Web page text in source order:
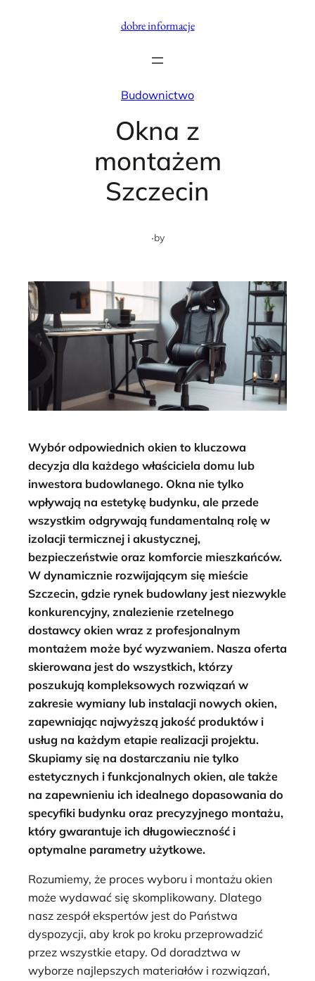
dobre informacje
Budownictwo
Okna z
montażem
Szczecin
·by
Wybór odpowiednich okien to kluczowa
decyzja dla każdego właściciela domu lub
inwestora budowlanego. Okna nie tylko
wpływają na estetykę budynku, ale przede
wszystkim odgrywają fundamentalną rolę w
izolacji termicznej i akustycznej,
bezpieczeństwie oraz komforcie mieszkańców.
W dynamicznie rozwijającym się mieście
Szczecin, gdzie rynek budowlany jest niezwykle
konkurencyjny, znalezienie rzetelnego
dostawcy okien wraz z profesjonalnym
montażem może być wyzwaniem. Nasza oferta
skierowana jest do wszystkich, którzy
poszukują kompleksowych rozwiązań w
zakresie wymiany lub instalacji nowych okien,
zapewniając najwyższą jakość produktów i
usług na każdym etapie realizacji projektu.
Skupiamy się na dostarczaniu nie tylko
estetycznych i funkcjonalnych okien, ale także
na zapewnieniu ich idealnego dopasowania do
specyfiki budynku oraz precyzyjnego montażu,
który gwarantuje ich długowieczność i
optymalne parametry użytkowe.
Rozumiemy, że proces wyboru i montażu okien
może wydawać się skomplikowany. Dlatego
nasz zespół ekspertów jest do Państwa
dyspozycji, aby krok po kroku przeprowadzić
przez wszystkie etapy. Od doradztwa w
wyborze najlepszych materiałów i rozwiązań,